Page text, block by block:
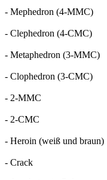
- Mephedron (4-MMC)
- Clephedron (4-CMC)
- Metaphedron (3-MMC)
- Clophedron (3-CMC)
- 2-MMC
- 2-CMC
- Heroin (weiß und braun)
- Crack